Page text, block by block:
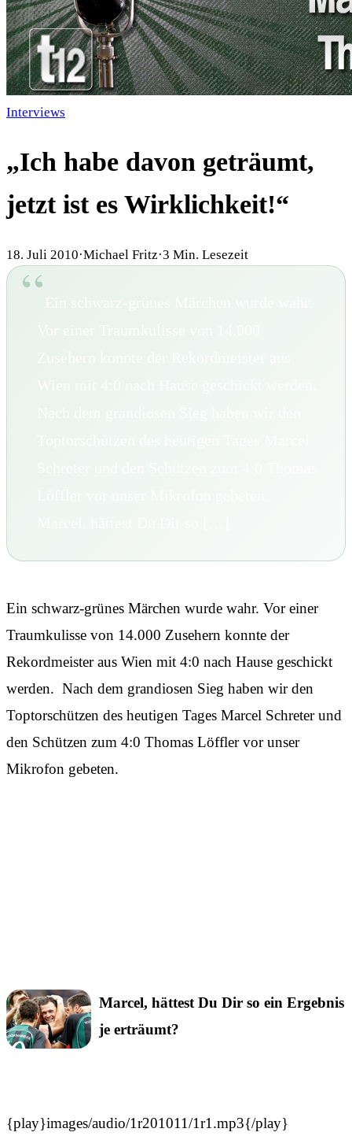
Interviews
„Ich habe davon geträumt,
jetzt ist es Wirklichkeit!“
18. Juli 2010·Michael Fritz·3 Min. Lesezeit
Ein schwarz-grünes Märchen wurde wahr. Vor einer
Traumkulisse von 14.000 Zusehern konnte der
Rekordmeister aus Wien mit 4:0 nach Hause geschickt
werden. Nach dem grandiosen Sieg haben wir den
Toptorschützen des heutigen Tages Marcel Schreter und
den Schützen zum 4:0 Thomas Löffler vor unser
Mikrofon gebeten.
Marcel, hättest Du Dir so ein Ergebnis
je erträumt?
{play}images/audio/1r201011/1r1.mp3{/play}